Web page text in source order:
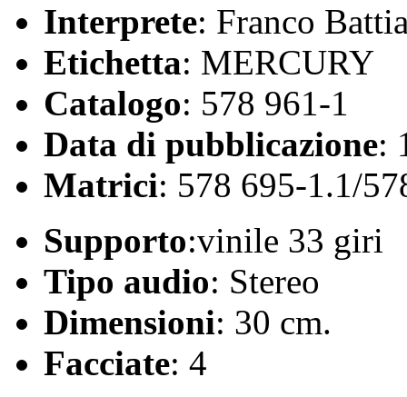
Interprete: Franco
Etichetta: MERCURY
Catalogo: 578 961-1
Data di pubblicazione:
Matrici: 578 695-1.1/
Supporto:vinile 33 giri
Tipo audio: Stereo
Dimensioni: 30 cm.
Facciate: 4